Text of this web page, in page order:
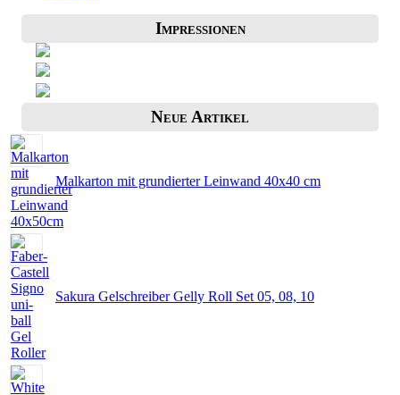
Impressionen
Neue Artikel
Malkarton mit grundierter Leinwand 40x40 cm
Sakura Gelschreiber Gelly Roll Set 05, 08, 10